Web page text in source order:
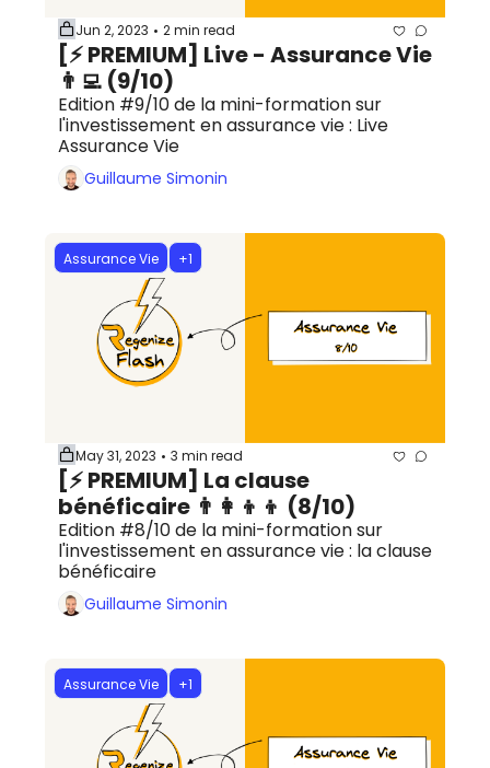
Jun 2, 2023 • 2 min read
[⚡️ PREMIUM] Live - Assurance Vie
👨‍💻 (9/10)
Edition #9/10 de la mini-formation sur
l'investissement en assurance vie : Live
Assurance Vie
Guillaume Simonin
Assurance Vie +1
May 31, 2023 • 3 min read
[⚡️ PREMIUM] La clause
bénéficaire 👨‍👩‍👦‍👦 (8/10)
Edition #8/10 de la mini-formation sur
l'investissement en assurance vie : la clause
bénéficaire
Guillaume Simonin
Assurance Vie +1